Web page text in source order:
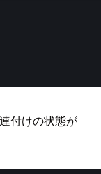
付けの状態が